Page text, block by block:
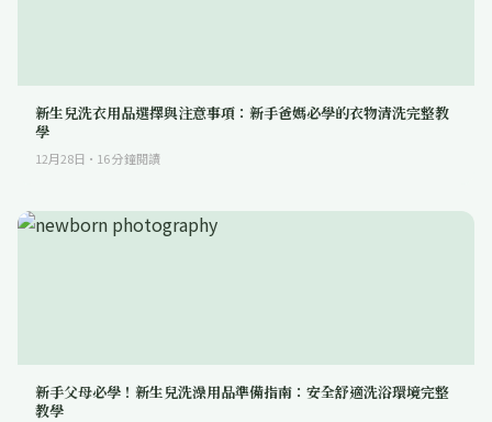
新生兒洗衣用品選擇與注意事項：新手爸媽必學的衣物清洗完整教
學
12月28日 · 16分鐘閱讀
新手父母必學！新生兒洗澡用品準備指南：安全舒適洗浴環境完整
教學